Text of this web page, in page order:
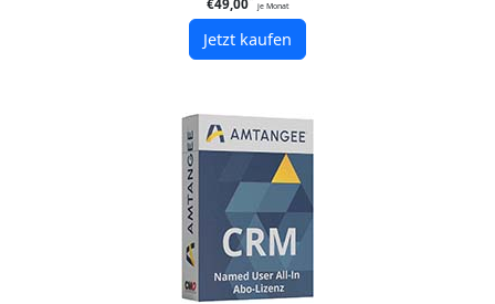
€49,00 je Monat
Jetzt kaufen